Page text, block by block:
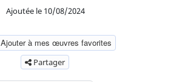
Ajoutée le 10/08/2024
Ajouter à mes œuvres favorites
Partager